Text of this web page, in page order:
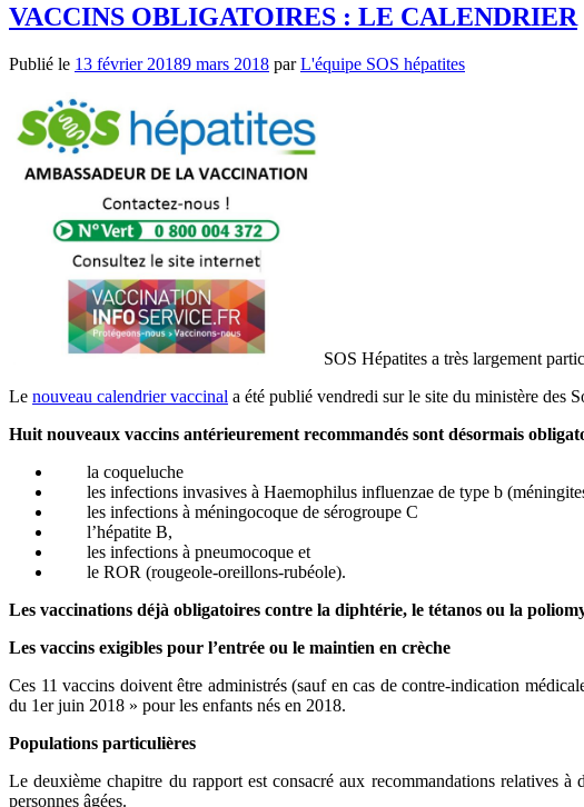
VACCINS OBLIGATOIRES : LE CALENDRIER
Publié le 13 février 20189 mars 2018 parL'équipe SOS hépatites
SOS Hépatites a très largement
Le nouveau calendrier vaccinal a été publié vendredi sur le site du ministère des
Huit nouveaux vaccins antérieurement recommandés sont désormais
la coqueluche
les infections invasives à Haemophilus influenzae de type b
les infections à méningocoque de sérogroupe C
l’hépatite B,
les infections à pneumocoque et
le ROR (rougeole-oreillons-rubéole).
Les vaccinations déjà obligatoires contre la diphtérie, le tétanos ou la
Les vaccins exigibles pour l’entrée ou le maintien en crèche
Ces 11 vaccins doivent être administrés (sauf en cas de contre-indication
du 1er juin 2018 » pour les enfants nés en 2018.
Populations particulières
Le deuxième chapitre du rapport est consacré aux recommandations relatives
personnes âgées.